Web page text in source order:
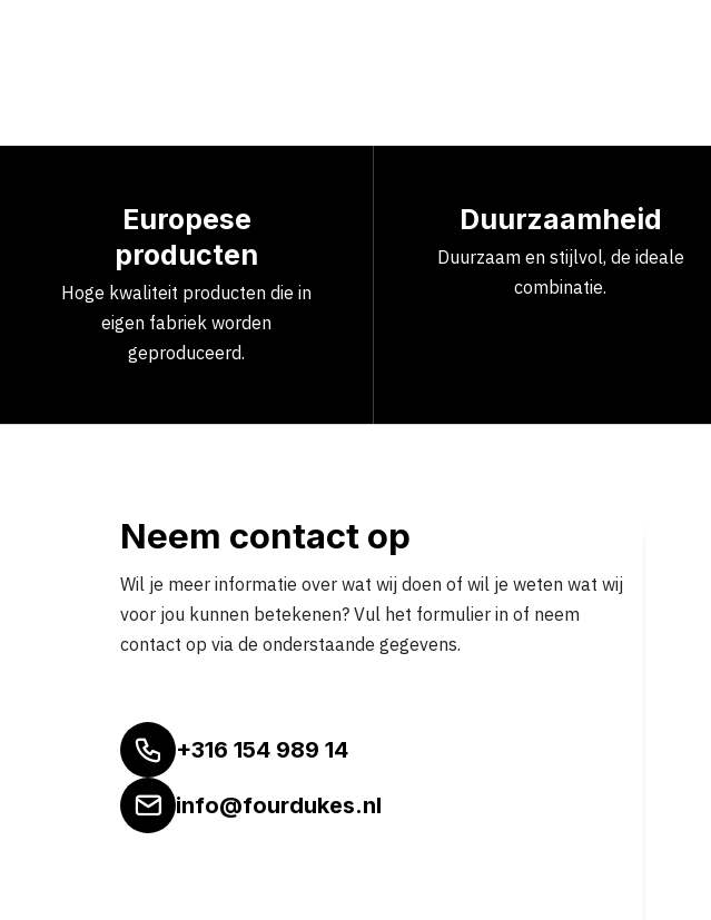
Europese
producten
Hoge kwaliteit producten die in
eigen fabriek worden
geproduceerd.
Duurzaamheid
Duurzaam en stijlvol, de ideale
combinatie.
Neem contact op
Wil je meer informatie over wat wij doen of wil je weten wat wij
voor jou kunnen betekenen? Vul het formulier in of neem
contact op via de onderstaande gegevens.
+316 154 989 14
info@fourdukes.nl